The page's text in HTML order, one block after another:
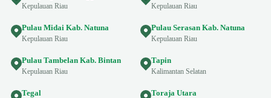
Kepulauan Riau Kepulauan Riau
Pulau Midai Kab. Natuna
Kepulauan Riau
Pulau Serasan Kab. Natuna
Kepulauan Riau
Pulau Tambelan Kab. Bintan
Kepulauan Riau
Tapin
Kalimantan Selatan
Tegal Toraja Utara